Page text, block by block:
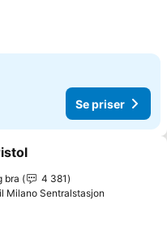
Se priser
til i favoritter
bra
4 381
Milano Sentralstasjon